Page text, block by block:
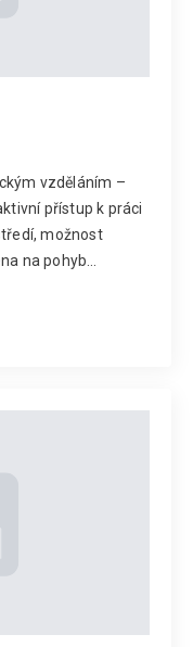
vzděláním –
přístup k práci
možnost
na pohyb…